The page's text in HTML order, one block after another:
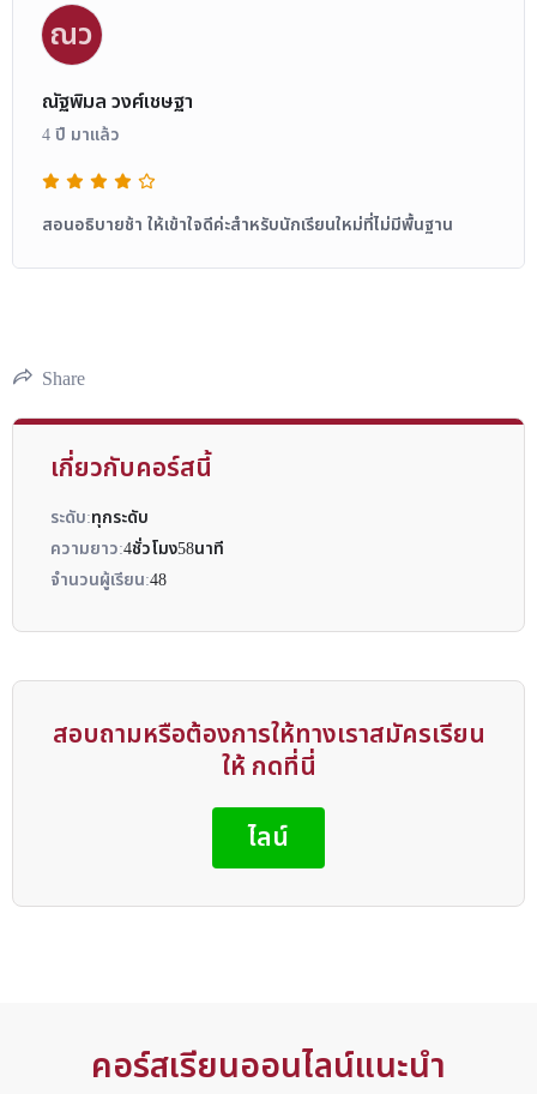
ณว
ณัฐพิมล วงศ์เชษฐา
4 ปี มาแล้ว
สอนอธิบายช้า ให้เข้าใจดีค่ะสำหรับนักเรียนใหม่ที่ไม่มีพื้นฐาน
Share
เกี่ยวกับคอร์สนี้
ระดับ:ทุกระดับ
ความยาว:4ชั่วโมง58นาที
จำนวนผู้เรียน:48
สอบถามหรือต้องการให้ทางเราสมัครเรียน
ให้ กดที่นี่
ไลน์
คอร์สเรียนออนไลน์แนะนำ